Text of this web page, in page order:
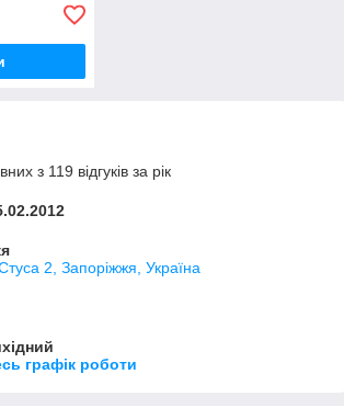
з 119 відгуків за рік
2, Запоріжжя, Україна
графік роботи